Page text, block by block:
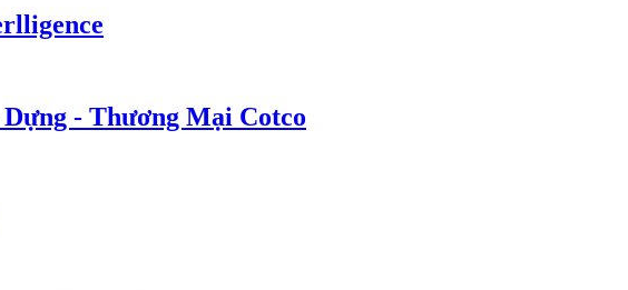
- Thương Mại Cotco